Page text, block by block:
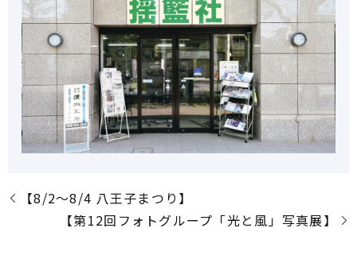
【8/2～8/4 八王子まつり】
【第12回フォトグループ「光と風」写真展】